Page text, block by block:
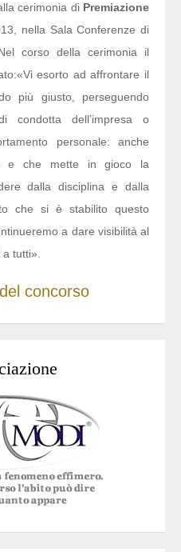
cerimonia di Premiazione
nella Sala Conferenze di
corso della cerimonia il
«Vi esorto ad affrontare il
più giusto, perseguendo
condotta dell’impresa o
personale: anche
e che mette in gioco la
dalla disciplina e dalla
che si è stabilito questo
a dare visibilità al
tutti».
concorso